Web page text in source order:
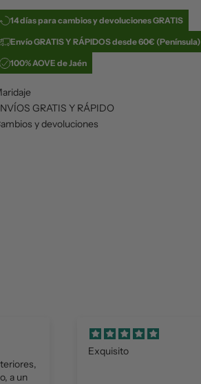
14 días para cambios y devoluciones GRATIS
Envío GRATIS Y RÁPIDOS desde 60€ (Península)
100% AOVE de Jaén
GRATIS Y RÁPIDO
y devoluciones
a un
Exquisito